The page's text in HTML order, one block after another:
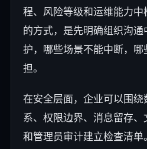
程、风险等级和运维能力
的方式，是先明确组织沟
护，哪些场景不能中断，
担。
在安全层面，企业可以围
系、权限边界、消息留存、
和管理员审计建立检查清